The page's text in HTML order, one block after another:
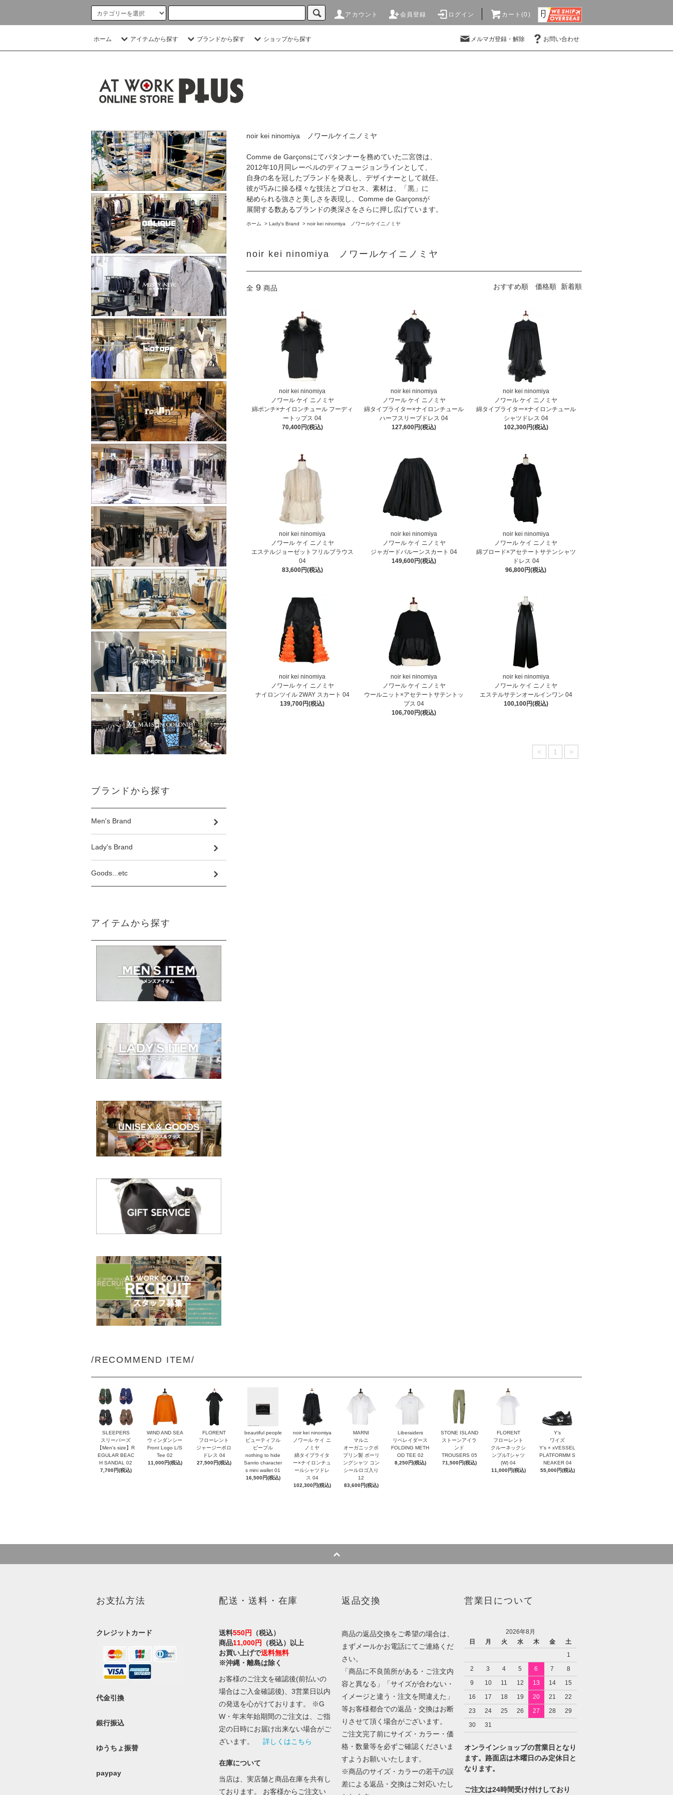
アカウント 会員登録 ログイン カート(0)
ホーム アイテムから探す ブランドから探す ショップから探す メルマガ登録・解除 お問い合わせ
noir kei ninomiya ノワールケイニノミヤ
Comme de Garçonsにてパタンナーを務めていた二宮啓は、
2012年10月同レーベルのディフュージョンラインとして、
自身の名を冠したブランドを発表し、デザイナーとして就任。
彼が巧みに操る様々な技法とプロセス、素材は、「黒」に
秘められる強さと美しさを表現し、Comme de Garçonsが
展開する数あるブランドの奥深さをさらに押し広げています。
ホーム > Lady's Brand > noir kei ninomiya ノワールケイニノミヤ
noir kei ninomiya ノワールケイニノミヤ
全 9 商品 おすすめ順 価格順 新着順
noir kei ninomiya
ノワール ケイ ニノミヤ
綿ポンチ×ナイロンチュール フーディ
ートップス 04
70,400円(税込)
noir kei ninomiya
ノワール ケイ ニノミヤ
綿タイプライター×ナイロンチュール
ハーフスリーブドレス 04
127,600円(税込)
noir kei ninomiya
ノワール ケイ ニノミヤ
綿タイプライター×ナイロンチュール
シャツドレス 04
102,300円(税込)
noir kei ninomiya
ノワール ケイ ニノミヤ
エステルジョーゼットフリルブラウス
04
83,600円(税込)
noir kei ninomiya
ノワール ケイ ニノミヤ
ジャガードバルーンスカート 04
149,600円(税込)
noir kei ninomiya
ノワール ケイ ニノミヤ
綿ブロード×アセテートサテンシャツ
ドレス 04
96,800円(税込)
noir kei ninomiya
ノワール ケイ ニノミヤ
ナイロンツイル 2WAY スカート 04
139,700円(税込)
noir kei ninomiya
ノワール ケイ ニノミヤ
ウールニット×アセテートサテントッ
プス 04
106,700円(税込)
noir kei ninomiya
ノワール ケイ ニノミヤ
エステルサテンオールインワン 04
100,100円(税込)
< 1 >
ブランドから探す
Men's Brand
Lady's Brand
Goods...etc
アイテムから探す
/RECOMMEND ITEM/
SLEEPERS
スリーパーズ
【Men's size】R
EGULAR BEAC
H SANDAL 02
7,700円(税込)
WIND AND SEA
ウィンダンシー
Front Logo L/S
Tee 02
11,000円(税込)
FLORENT
フローレント
ジャージーポロ
ドレス 04
27,500円(税込)
beautiful people
ビューティフル
ピープル
nothing to hide
Sanrio character
s mini wallet⁠ 01
16,500円(税込)
noir kei ninomiya
ノワール ケイ ニ
ノミヤ
綿タイプライタ
ー×ナイロンチュ
ールシャツドレ
ス 04
102,300円(税込)
MARNI
マルニ
オーガニックポ
プリン製 ボーリ
ングシャツ コン
シールロゴ入り
12
83,600円(税込)
Liberaiders
リベレイダース
FOLDING METH
OD TEE 02
8,250円(税込)
STONE ISLAND
ストーンアイラ
ンド
TROUSERS 05
71,500円(税込)
FLORENT
フローレント
クルーネックシ
ンプルTシャツ
(W) 04
11,000円(税込)
Y’s
ワイズ
Y’s × xVESSEL
PLATFORMM S
NEAKER 04
55,000円(税込)
お支払方法
クレジットカード
代金引換
銀行振込
ゆうちょ振替
paypay
配送・送料・在庫
送料550円
（税込）
商品11,000円
（税込）以上
お買い上げで送料無料
※沖縄・離島は除く
お客様のご注文を確認後(前払いの
場合はご入金確認後)、3営業日以内
の発送を心がけております。 ※G
W・年末年始期間のご注文は、ご指
定の日時にお届け出来ない場合がご
ざいます。 詳しくはこちら
在庫について
当店は、実店舗と商品在庫を共有し
ております。 お客様からご注文い
返品交換
商品の返品交換をご希望の場合は、
まずメールかお電話にてご連絡くだ
さい。
「商品に不良箇所がある・ご注文内
容と異なる」「サイズが合わない・
イメージと違う・注文を間違えた」
等お客様都合での返品・交換はお断
りさせて頂く場合がございます。
ご注文完了前にサイズ・カラー・価
格・数量等を必ずご確認くださいま
すようお願いいたします。
※商品のサイズ・カラーの若干の誤
差による返品・交換はご対応いたし
営業日について
2026年8月
日
月 火 水 木 金
土
1
2
3 4 5 6 7
8
9
10 11 12 13 14
15
16
17 18 19 20 21
22
23
24 25 26 27 28
29
30
31
オンラインショップの営業日となり
ます。路面店は木曜日のみ定休日と
なります。
ご注文は24時間受け付けしており